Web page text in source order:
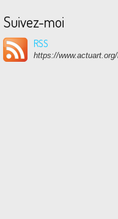
Suivez-moi
RSS
https://